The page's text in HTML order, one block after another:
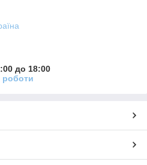
до 18:00
роботи